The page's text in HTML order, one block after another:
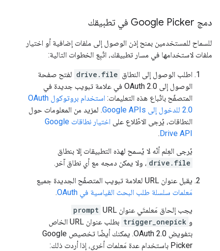
دمج Google Picker في تطبيقك
للسماح للمستخدمين بمنح إذن الوصول إلى ملفات إضافية أو اختيار
ملفات لاستخدامها في مسار تطبيقك، اتّبِع الخطوات التالية:
اطلب الوصول إلى النطاق drive.file لفتح صفحة
الوصول إلى OAuth 2.0 في علامة تبويب جديدة في
المتصفّح باتّباع هذه التعليمات:
استخدام بروتوكول OAuth
2.0 للدخول إلى Google APIs
. لمزيد من المعلومات حول
النطاقات، يُرجى الاطّلاع على
اختيار نطاقات Google
Drive API
.
يُرجى العِلم أنّه لا يُسمح لهذه التطبيقات إلا بنطاق
drive.file ، ولا يمكن دمجه مع أي نطاق آخر.
يقبل عنوان URL لعلامة تبويب المتصفّح الجديدة جميع
مَعلمات سلسلة طلب البحث القياسية في OAuth
.
يجب إلحاق مَعلمتَي عنوان URL
prompt
و trigger_onepick
بطلب عنوان URL الخاص
بتفويض OAuth 2.0. يمكنك أيضًا تخصيص Google
Picker باستخدام عدة مَعلمات أخرى، إذا أردت ذلك: